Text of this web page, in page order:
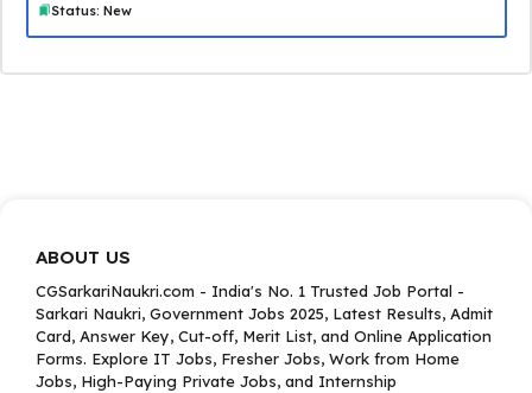
Status: New
ABOUT US
CGSarkariNaukri.com - India's No. 1 Trusted Job Portal -
Sarkari Naukri, Government Jobs 2025, Latest Results, Admit
Card, Answer Key, Cut-off, Merit List, and Online Application
Forms. Explore IT Jobs, Fresher Jobs, Work from Home
Jobs, High-Paying Private Jobs, and Internship